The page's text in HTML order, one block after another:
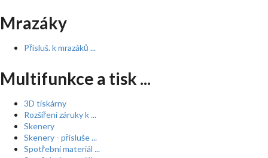
Mrazáky
Přísluš. k mrazáků ...
Multifunkce a tisk ...
3D tiskárny
Rozšíření záruky k ...
Skenery
Skenery - přísluše ...
Spotřební materiál ...